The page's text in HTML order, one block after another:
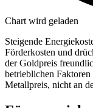
Chart wird geladen
Steigende
Förderkosten und
der Goldpreis
betrieblichen
Metallpreis, nicht an